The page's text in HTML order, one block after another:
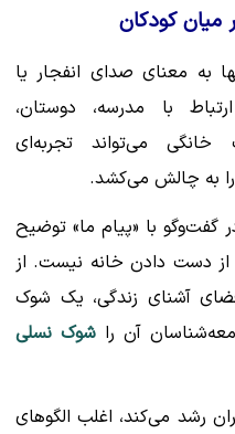
کودکان
به معنای صدای انفجار یا
با مدرسه، دوستان،
می‌تواند تجربه‌ای
به چالش می‌کشد.
با «پیام ما» توضیح
از دست دادن خانه نیست. از
آشنای زندگی، یک شوک
آن را شوک نسلی
رشد می‌کند، اغلب الگوهای